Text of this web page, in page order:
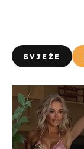
SVJEŽE